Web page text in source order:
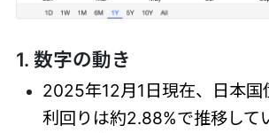
1. 数字の動き
2025年12月1日現在、日本
利回りは約2.88%で推移して